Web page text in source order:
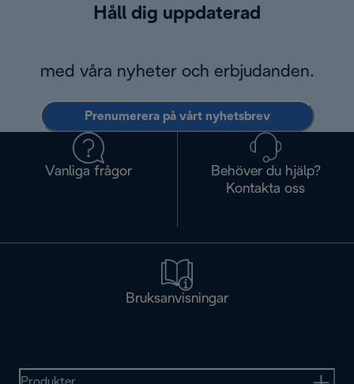
Håll dig uppdaterad
med våra nyheter och erbjudanden.
Prenumerera på vårt nyhetsbrev
Vanliga frågor
Behöver du hjälp?
Kontakta oss
Bruksanvisningar